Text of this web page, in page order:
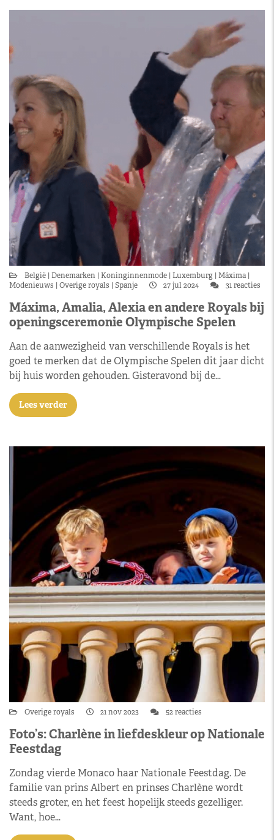
België Denemarken Koninginnenmode Luxemburg Máxima
Modenieuws
Overige royals Spanje 27 jul 2024 31 reacties
Máxima, Amalia, Alexia en andere Royals bij
openingsceremonie Olympische Spelen
Aan de aanwezigheid van verschillende Royals is het
goed te merken dat de Olympische Spelen dit jaar dicht
bij huis worden gehouden. Gisteravond bij de…
Lees verder
Overige royals 21 nov 2023 52 reacties
Foto’s: Charlène in liefdeskleur op Nationale
Feestdag
Zondag vierde Monaco haar Nationale Feestdag. De
familie van prins Albert en prinses Charlène wordt
steeds groter, en het feest hopelijk steeds gezelliger.
Want, hoe…